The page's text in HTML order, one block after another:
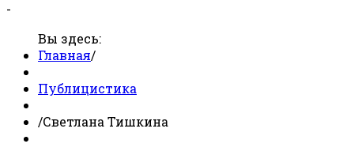
-
Вы здесь:
Главная/
Публицистика
/Светлана Тишкина